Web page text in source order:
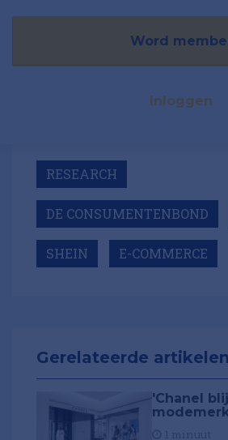
Word
Inloggen
RESEARCH
DE CONSUMENTENBOND
SHEIN E-COMMERCE
Gerelateerde artikelen
'Chanel